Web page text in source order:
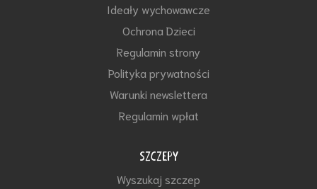
Ideały wychowawcze
Ochrona Dzieci
Regulamin strony
Polityka prywatności
Warunki newslettera
Regulamin wpłat
SZCZEPY
Wyszukaj szczep